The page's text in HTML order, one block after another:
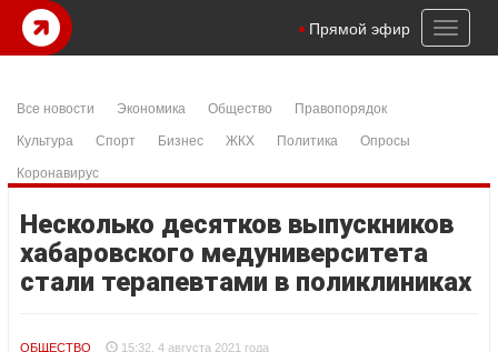
Toggle
Прямой эфир
Все новости Экономика Общество
Правопорядок
Культура
Спорт Бизнес ЖКХ Политика
Опросы
Коронавирус
Несколько десятков выпускников
хабаровского медуниверситета
стали терапевтами в поликлиниках
ОБЩЕСТВО 15:32, 4 августа 2021 года